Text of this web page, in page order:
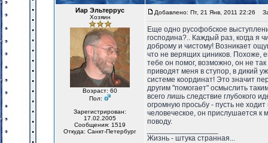
Иар Эльтеррус
Хозяин
Возраст: 60
Пол:
Зарегистрирован:
17.02.2005
Сообщения: 1519
Откуда: Санкт-Петербург
Добавлено: Пт, 21 Янв, 2011 22:26
Еще одно русофобское
господина?.. Каждый раз, когда я
доброму и чистому! Возникает
что не верящих циников. Похоже,
тебе он помог, возможно, он не
приводят меня в ступор, в дикий
системе координат! Это значит
другим "помогает" осмыслить
всего лишь следствие глубокого
огромную просьбу - пусть не
человеческое, он прислушается к
поводу.
Жизнь - штука странная...